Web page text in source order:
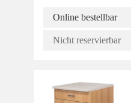
Online bestellbar
Nicht reservierbar